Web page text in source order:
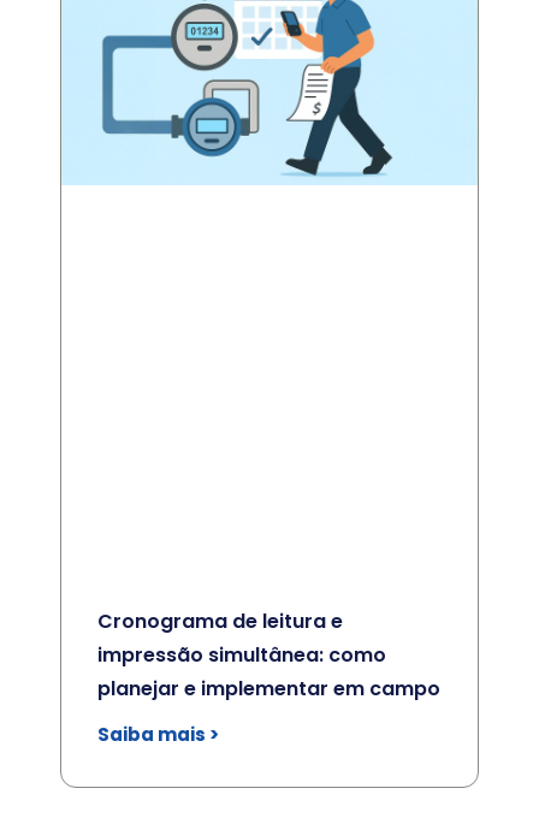
Cronograma de leitura e
impressão simultânea: como
planejar e implementar em campo
Saiba mais >